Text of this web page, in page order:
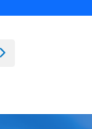
ปฏิบัติงาน ตรวจ
ดไป: การวิเคราะ